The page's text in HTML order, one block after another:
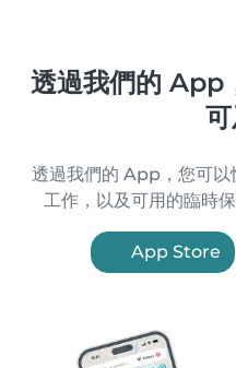
透過我們的 App
可
透過我們的 App，您可以
工作，以及可用的臨時
App Store